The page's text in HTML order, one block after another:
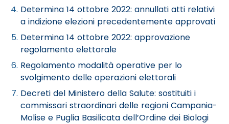
Determina 14 ottobre 2022: annullati atti relativi
a indizione elezioni precedentemente approvati
Determina 14 ottobre 2022: approvazione
regolamento elettorale
Regolamento modalità operative per lo
svolgimento delle operazioni elettorali
Decreti del Ministero della Salute: sostituiti i
commissari straordinari delle regioni Campania-
Molise e Puglia Basilicata dell’Ordine dei Biologi